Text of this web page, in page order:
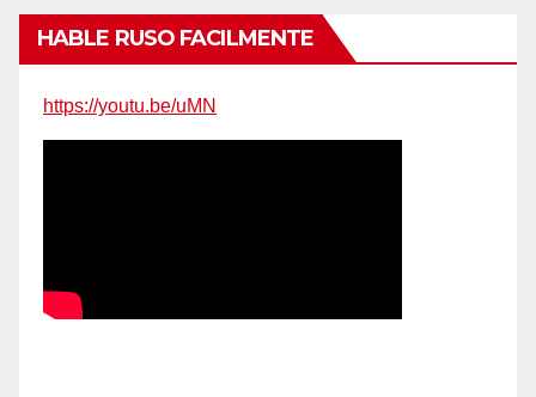
HABLE RUSO FACILMENTE
https://youtu.be/uMN